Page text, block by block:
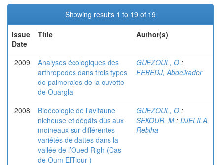
Showing results 1 to 19 of 19
Issue
Date
Title Author(s)
2009
Analyses écologiques des
arthropodes dans trois types
de palmeraies de la cuvette
de Ouargla
GUEZOUL, O.;
FEREDJ, Abdelkader
2008
Bioécologie de l’avifaune
nicheuse et dégâts dùs aux
moineaux sur différentes
variétés de dattes dans la
vallée de l’Oued Righ (Cas
de Oum ElTiour )
GUEZOUL, O.;
SEKOUR, M.; DJELILA,
Rebiha